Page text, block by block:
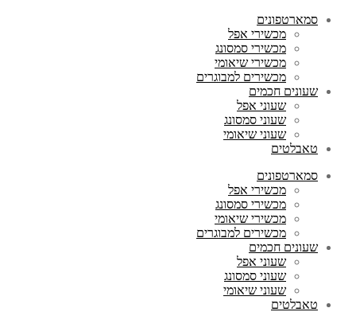
סמארטפונים
מכשירי אפל
מכשירי סמסונג
מכשירי שיאומי
מכשירים למבוגרים
שעונים חכמים
שעוני אפל
שעוני סמסונג
שעוני שיאומי
טאבלטים
סמארטפונים
מכשירי אפל
מכשירי סמסונג
מכשירי שיאומי
מכשירים למבוגרים
שעונים חכמים
שעוני אפל
שעוני סמסונג
שעוני שיאומי
טאבלטים